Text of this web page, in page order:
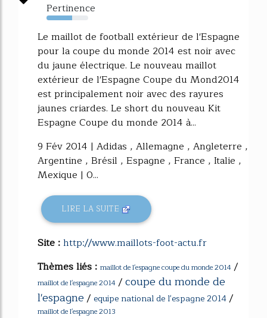
Pertinence
62%
Le maillot de football extérieur de l'Espagne
pour la coupe du monde 2014 est noir avec
du jaune électrique. Le nouveau maillot
extérieur de l'Espagne Coupe du Mond2014
est principalement noir avec des rayures
jaunes criardes. Le short du nouveau Kit
Espagne Coupe du monde 2014 à...
9 Fév 2014 | Adidas , Allemagne , Angleterre ,
Argentine , Brésil , Espagne , France , Italie ,
Mexique | 0...
LIRE LA SUITE
Site :http://www.maillots-foot-actu.fr
Thèmes liés : maillot de l'espagne coupe du monde 2014 /
maillot de l'espagne 2014 /coupe du monde de
l'espagne/ equipe national de l'espagne 2014/
maillot de l'espagne 2013